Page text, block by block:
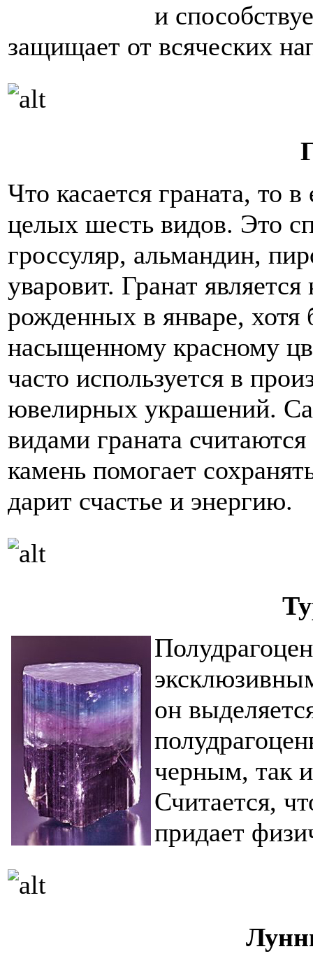
и
защищает от всяческих
Что касается граната, то в
целых шесть видов. Это
гроссуляр, альмандин,
уваровит. Гранат
рожденных в январе, хотя
насыщенному красному
часто используется в
ювелирных украшений.
видами граната
камень помогает
дарит счастье и энергию.
он
черным, так
Считается,
придает